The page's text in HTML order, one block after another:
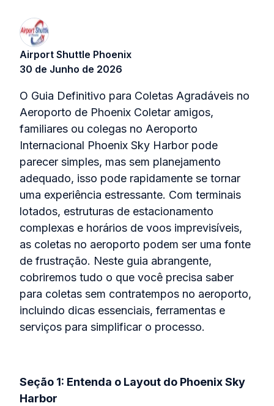
Airport Shuttle Phoenix
30 de Junho de 2026
O Guia Definitivo para Coletas Agradáveis no
Aeroporto de Phoenix Coletar amigos,
familiares ou colegas no Aeroporto
Internacional Phoenix Sky Harbor pode
parecer simples, mas sem planejamento
adequado, isso pode rapidamente se tornar
uma experiência estressante. Com terminais
lotados, estruturas de estacionamento
complexas e horários de voos imprevisíveis,
as coletas no aeroporto podem ser uma fonte
de frustração. Neste guia abrangente,
cobriremos tudo o que você precisa saber
para coletas sem contratempos no aeroporto,
incluindo dicas essenciais, ferramentas e
serviços para simplificar o processo.
Seção 1: Entenda o Layout do Phoenix Sky
Harbor